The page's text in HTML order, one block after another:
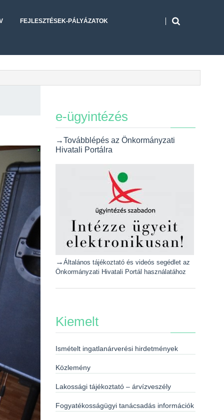
FEJLESZTÉSEK-PÁLYÁZATOK
e-ügyintézés
→Továbblépés az Önkormányzati
Hivatali Portálra
→ Általános tájékoztató és videós segédlet az
Önkormányzati Hivatali Portál használatához
Kiemelt
Ismételt ingatlanárverési hirdetmények
Közlemény
Lakossági tájékoztató – árvízveszély
Fogyatékosságügyi tanácsadás információk